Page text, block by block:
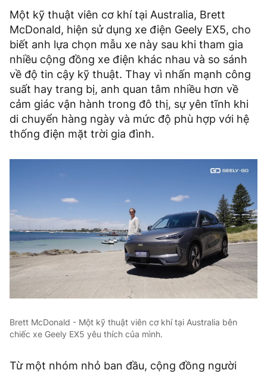
Một kỹ thuật viên cơ khí tại Australia, Brett
McDonald, hiện sử dụng xe điện Geely EX5, cho
biết anh lựa chọn mẫu xe này sau khi tham gia
nhiều cộng đồng xe điện khác nhau và so sánh
về độ tin cậy kỹ thuật. Thay vì nhấn mạnh công
suất hay trang bị, anh quan tâm nhiều hơn về
cảm giác vận hành trong đô thị, sự yên tĩnh khi
di chuyển hàng ngày và mức độ phù hợp với hệ
thống điện mặt trời gia đình.
Brett McDonald - Một kỹ thuật viên cơ khí tại Australia bên
chiếc xe Geely EX5 yêu thích của mình.
Từ một nhóm nhỏ ban đầu, cộng đồng người